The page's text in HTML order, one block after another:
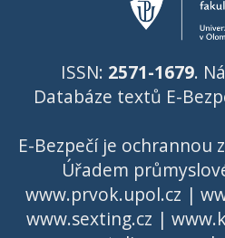
ISSN: 2571-1679.
Databáze textů E-
E-Bezpečí je ochrannou
Úřadem
www.prvok.upol.cz |
www.sexting.cz |